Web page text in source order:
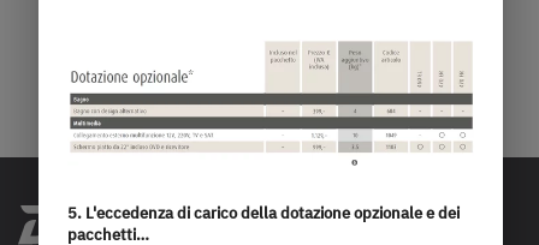
5. L'eccedenza di carico della dotazione opzionale e dei
pacchetti…